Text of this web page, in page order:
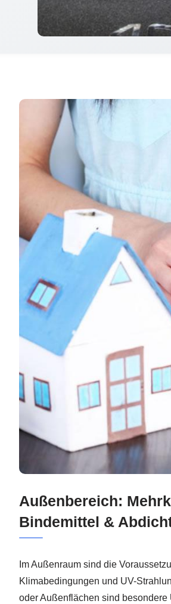
Außenbereich:
Bindemittel &
Im Außenraum sind die
Klimabedingungen und UV-
oder Außenflächen sind